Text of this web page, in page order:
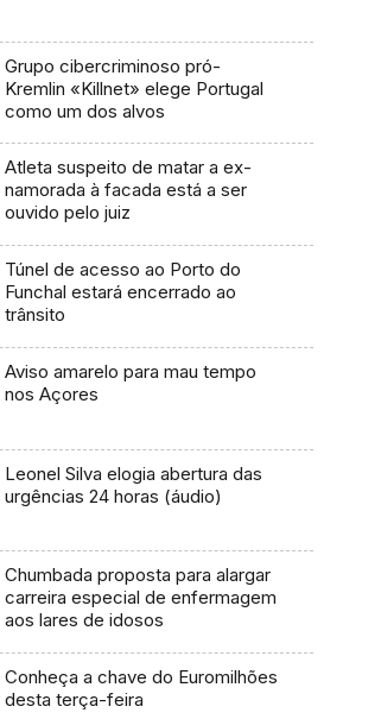
Grupo cibercriminoso pró-
Kremlin «Killnet» elege Portugal
como um dos alvos
Atleta suspeito de matar a ex-
namorada à facada está a ser
ouvido pelo juiz
Túnel de acesso ao Porto do
Funchal estará encerrado ao
trânsito
Aviso amarelo para mau tempo
nos Açores
Leonel Silva elogia abertura das
urgências 24 horas (áudio)
Chumbada proposta para alargar
carreira especial de enfermagem
aos lares de idosos
Conheça a chave do Euromilhões
desta terça-feira